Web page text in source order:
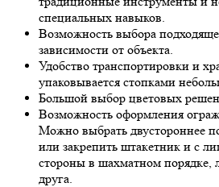
специальных навыков.
Возможность выбора
зависимости от объекта.
Удобство транспортировки и
упаковывается стопками
Большой выбор цветовых
Возможность оформления
Можно выбрать двустороннее
или закрепить штакетник и с
стороны в шахматном порядке,
друга.